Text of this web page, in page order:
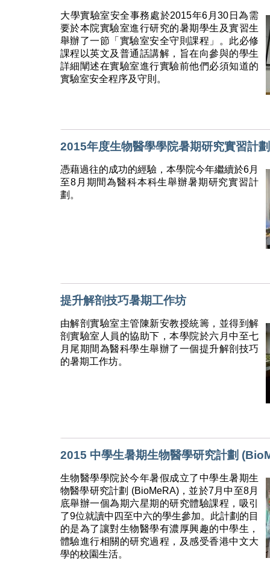
大學實驗室安全事務處於2015年6月30日為需
要於本院實驗室進行研究的暑期學生及實習生
舉辦了一節「實驗室安全守則課程」。此必修
課程以英文及普通話講解，旨在向參與的學生
詳細闡述在實驗室進行實驗前他們必須知道的
實驗室安全程序及守則。
2015年度生物醫學學院暑期研究實習計劃
憑藉過往的成功的經驗，本學院今年繼續於6月
至8月期間為醫科本科生舉辦暑期研究實習計
劃。
提升解剖技巧暑期工作坊
由解剖實驗室主管陳新安教授統籌，並得到解
剖實驗室人員的協助下，本學院於六月中至七
月尾期間為醫科學生舉辦了一個提升解剖技巧
的暑期工作坊。
2015 中學生暑期生物醫學研究計劃
生物醫學學院於今年暑假成立了中學生暑期生
物醫學研究計劃 (BioMeRA)，並於7月中至8月
底舉辦一個為期六星期的研究體驗課程，吸引
了9位就讀中四至中六的學生參加。此計劃的目
的是為了讓對生物醫學有濃厚興趣的中學生，
體驗進行相關的研究過程，及感受香港中文大
學的校園生活。